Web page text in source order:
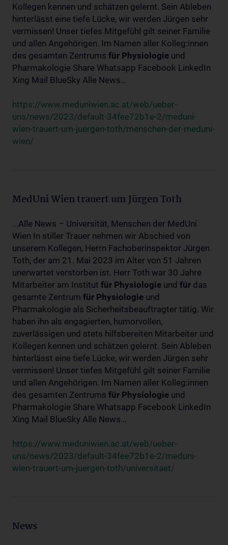
Kollegen kennen und schätzen gelernt. Sein Ableben
hinterlässt eine tiefe Lücke, wir werden Jürgen sehr
vermissen! Unser tiefes Mitgefühl gilt seiner Familie
und allen Angehörigen. Im Namen aller Kolleg:innen
des gesamten Zentrums für Physiologie und
Pharmakologie Share Whatsapp Facebook LinkedIn
Xing Mail BlueSky Alle News...
https://www.meduniwien.ac.at/web/ueber-
uns/news/2023/default-34fee72b1e-2/meduni-
wien-trauert-um-juergen-toth/menschen-der-meduni-
wien/
MedUni Wien trauert um Jürgen Toth
...Alle News – Universität, Menschen der MedUni
Wien In stiller Trauer nehmen wir Abschied von
unserem Kollegen, Herrn Fachoberinspektor Jürgen
Toth, der am 21. Mai 2023 im Alter von 51 Jahren
unerwartet verstorben ist. Herr Toth war 30 Jahre
Mitarbeiter am Institut für Physiologie und für das
gesamte Zentrum für Physiologie und
Pharmakologie als Sicherheitsbeauftragter tätig. Wir
haben ihn als engagierten, humorvollen,
zuverlässigen und stets hilfsbereiten Mitarbeiter und
Kollegen kennen und schätzen gelernt. Sein Ableben
hinterlässt eine tiefe Lücke, wir werden Jürgen sehr
vermissen! Unser tiefes Mitgefühl gilt seiner Familie
und allen Angehörigen. Im Namen aller Kolleg:innen
des gesamten Zentrums für Physiologie und
Pharmakologie Share Whatsapp Facebook LinkedIn
Xing Mail BlueSky Alle News...
https://www.meduniwien.ac.at/web/ueber-
uns/news/2023/default-34fee72b1e-2/meduni-
wien-trauert-um-juergen-toth/universitaet/
News